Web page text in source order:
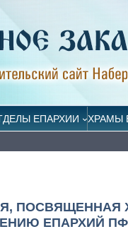
ЕПАРХИИ ХРАМЫ
ПОСВЯЩЕННАЯ
ЕПАРХИЙ